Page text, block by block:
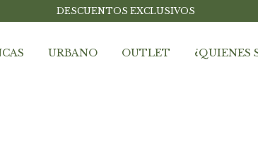
DESCUENTOS EXCLUSIVOS
URBANO OUTLET ¿QUIENES